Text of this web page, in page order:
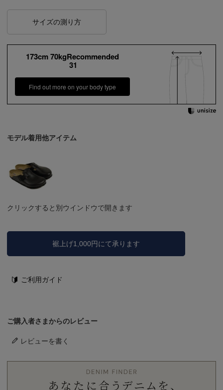
サイズの測り方
173cm 70kgRecommended
31
Find out more on your body type
モデル着用他アイテム
クリックすると別ウインドウで開きます
裾上げ1,000円にて承ります
ご利用ガイド
ご購入者さまからのレビュー
レビューを書く